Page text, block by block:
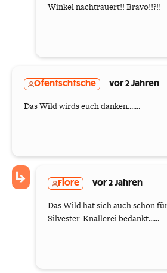
Winkel nachtrauert!! Bravo!!?!!
Ofentschtsche vor 2 Jahren
Das Wild wirds euch danken.......
Fiore vor 2 Jahren
Das Wild hat sich auch schon
Silvester-Knallerei bedankt......